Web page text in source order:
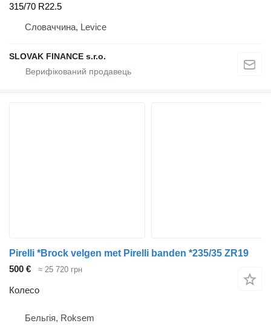
315/70 R22.5
Словаччина, Levice
SLOVAK FINANCE s.r.o.
Pirelli *Brock velgen met Pirelli banden *235/35 ZR19
500 €
≈ 25 720 грн
Колесо
Бельгія, Roksem